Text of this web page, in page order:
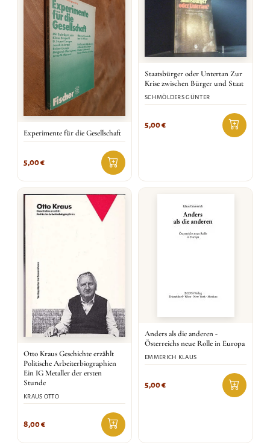
Experimente für die Gesellschaft
5,00€
Staatsbürger oder Untertan Zur
Krise zwischen Bürger und Staat
SCHMÖLDERS GÜNTER
5,00€
Otto Kraus Geschichte erzählt
Politische Arbeiterbiographien
Ein IG Metaller der ersten
Stunde
KRAUS OTTO
8,00€
Anders als die anderen -
Österreichs neue Rolle in Europa
EMMERICH KLAUS
5,00€